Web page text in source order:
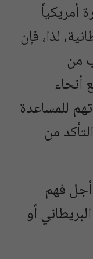
أمريكياً
لذا، فإن
من
أنحاء
للمساعدة
من
فهم
أو